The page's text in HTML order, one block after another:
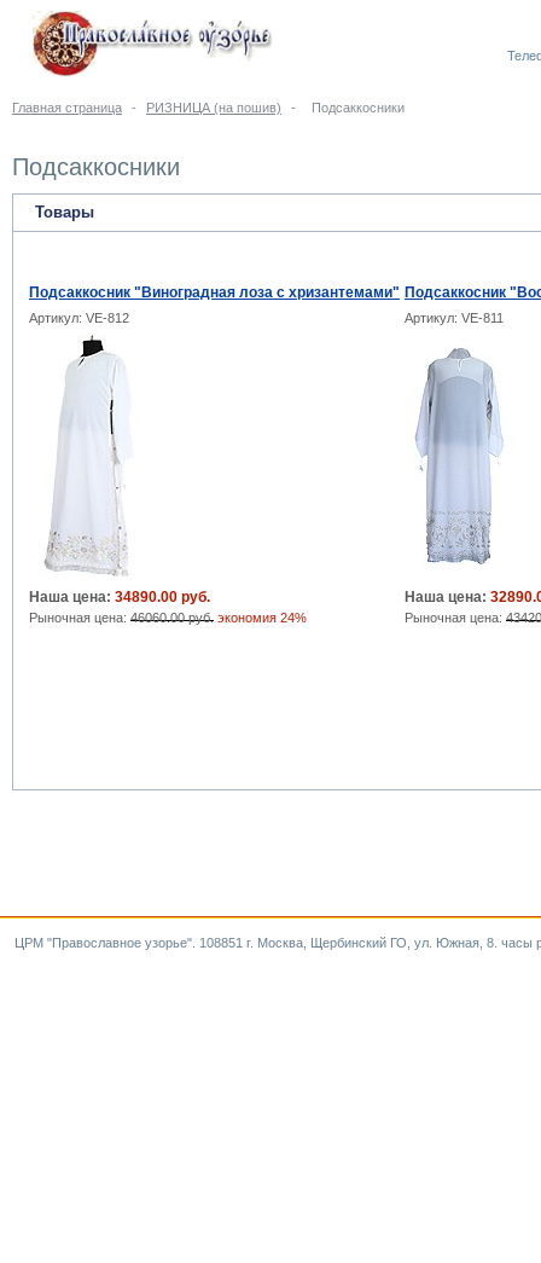
Главная страница - РИЗНИЦА (на пошив) - Подсаккосники
Подсаккосники
Товары
Подсаккосник "Виноградная лоза с хризантемами" Подсаккосник
Артикул: VE-812 Артикул: VE-811
Наша цена: 34890.00 руб.
Рыночная цена: 46060.00 руб. экономия 24%
Наша цена:
Рыночная цена:
ЦРМ "Православное узорье". 108851 г. Москва, Щербинский ГО, ул. Южная, 8. часы